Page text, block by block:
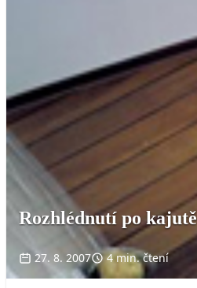
Rozhlédnutí po kajutě
27. 8. 2007 4 min. čtení